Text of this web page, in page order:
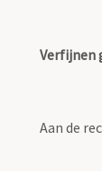
Verfijnen
Aan de